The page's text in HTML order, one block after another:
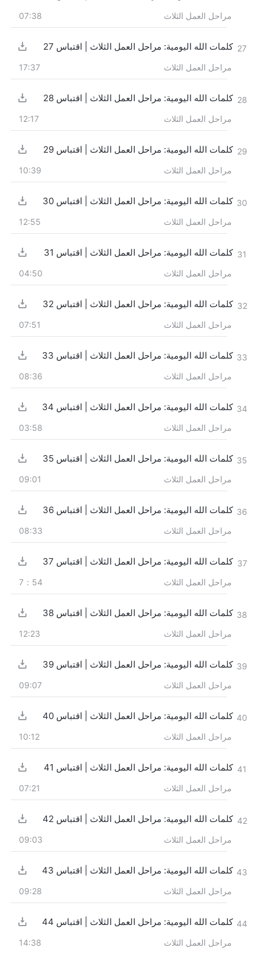
مراحل العمل الثلاث 07:38
27 كلمات الله اليومية: مراحل العمل الثلاث | اقتباس 27
مراحل العمل الثلاث 17:37
28 كلمات الله اليومية: مراحل العمل الثلاث | اقتباس 28
مراحل العمل الثلاث 12:17
29 كلمات الله اليومية: مراحل العمل الثلاث | اقتباس 29
مراحل العمل الثلاث 10:39
30 كلمات الله اليومية: مراحل العمل الثلاث | اقتباس 30
مراحل العمل الثلاث 12:55
31 كلمات الله اليومية: مراحل العمل الثلاث | اقتباس 31
مراحل العمل الثلاث 04:50
32 كلمات الله اليومية: مراحل العمل الثلاث | اقتباس 32
مراحل العمل الثلاث 07:51
33 كلمات الله اليومية: مراحل العمل الثلاث | اقتباس 33
مراحل العمل الثلاث 08:36
34 كلمات الله اليومية: مراحل العمل الثلاث | اقتباس 34
مراحل العمل الثلاث 03:58
35 كلمات الله اليومية: مراحل العمل الثلاث | اقتباس 35
مراحل العمل الثلاث 09:01
36 كلمات الله اليومية: مراحل العمل الثلاث | اقتباس 36
مراحل العمل الثلاث 08:33
37 كلمات الله اليومية: مراحل العمل الثلاث | اقتباس 37
مراحل العمل الثلاث 7：54
38 كلمات الله اليومية: مراحل العمل الثلاث | اقتباس 38
مراحل العمل الثلاث 12:23
39 كلمات الله اليومية: مراحل العمل الثلاث | اقتباس 39
مراحل العمل الثلاث 09:07
40 كلمات الله اليومية: مراحل العمل الثلاث | اقتباس 40
مراحل العمل الثلاث 10:12
41 كلمات الله اليومية: مراحل العمل الثلاث | اقتباس 41
مراحل العمل الثلاث 07:21
42 كلمات الله اليومية: مراحل العمل الثلاث | اقتباس 42
مراحل العمل الثلاث 09:03
43 كلمات الله اليومية: مراحل العمل الثلاث | اقتباس 43
مراحل العمل الثلاث 09:28
44 كلمات الله اليومية: مراحل العمل الثلاث | اقتباس 44
مراحل العمل الثلاث 14:38